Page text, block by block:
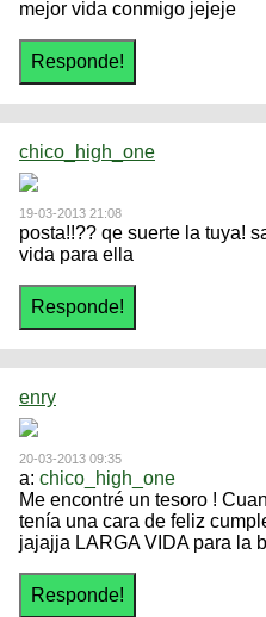
mejor vida conmigo jejeje
chico_high_one
19-03-2013 21:08
posta!!?? qe suerte la tuya!
vida para ella
enry
20-03-2013 09:35
a: chico_high_one
Me encontré un tesoro !
tenía una cara de feliz
jajajja LARGA VIDA para la